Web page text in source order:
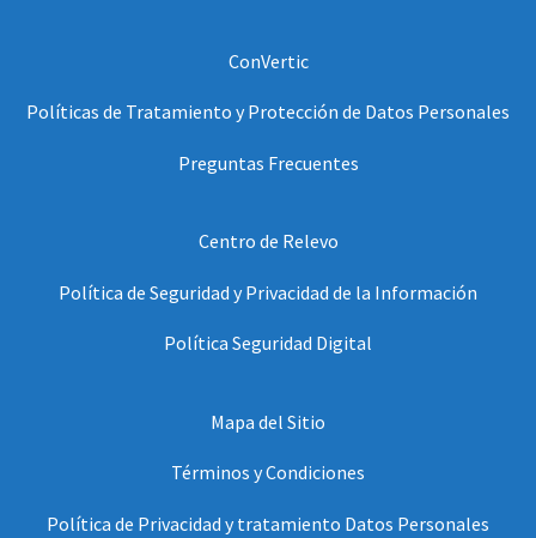
ConVertic
Políticas de Tratamiento y Protección de Datos Personales
Preguntas Frecuentes
Centro de Relevo
Política de Seguridad y Privacidad de la Información
Política Seguridad Digital
Mapa del Sitio
Términos y Condiciones
Política de Privacidad y tratamiento Datos Personales